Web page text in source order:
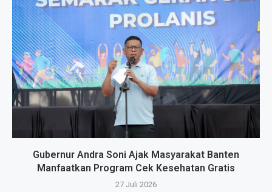
Gubernur Andra Soni Ajak Masyarakat Banten
Manfaatkan Program Cek Kesehatan Gratis
27 Juli 2026